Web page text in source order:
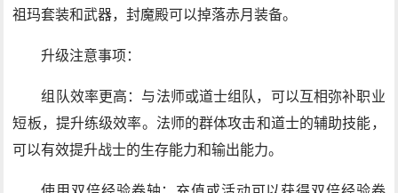
祖玛套装和武器，封魔殿可以掉落赤月装备。
升级注意事项：
组队效率更高：与法师或道士组队，可以互相弥补职业
短板，提升练级效率。法师的群体攻击和道士的辅助技能，
可以有效提升战士的生存能力和输出能力。